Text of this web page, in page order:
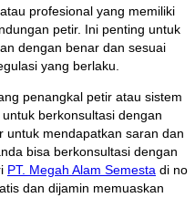
profesional yang memiliki
petir. Ini penting untuk
dengan benar dan sesuai
yang berlaku.
penangkal petir atau sistem
berkonsultasi dengan
untuk mendapatkan saran dan
bisa berkonsultasi dengan
PT. Megah Alam Semesta di no
dan dijamin memuaskan